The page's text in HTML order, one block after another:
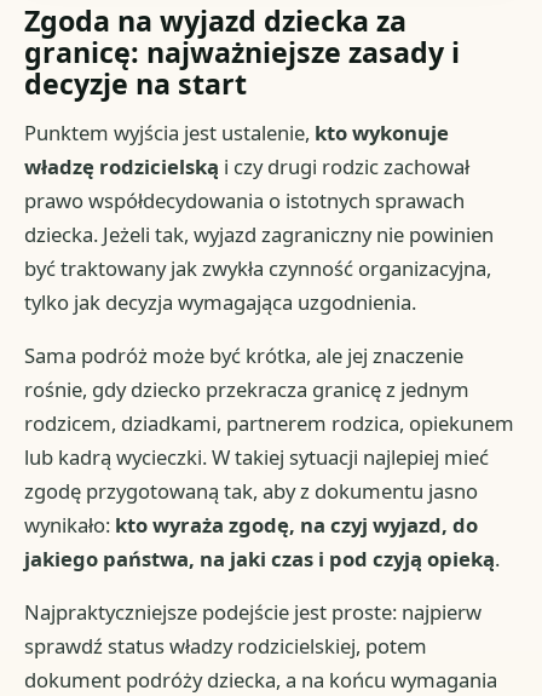
Zgoda na wyjazd dziecka za
granicę: najważniejsze zasady i
decyzje na start
Punktem wyjścia jest ustalenie, kto wykonuje
władzę rodzicielską i czy drugi rodzic zachował
prawo współdecydowania o istotnych sprawach
dziecka. Jeżeli tak, wyjazd zagraniczny nie powinien
być traktowany jak zwykła czynność organizacyjna,
tylko jak decyzja wymagająca uzgodnienia.
Sama podróż może być krótka, ale jej znaczenie
rośnie, gdy dziecko przekracza granicę z jednym
rodzicem, dziadkami, partnerem rodzica, opiekunem
lub kadrą wycieczki. W takiej sytuacji najlepiej mieć
zgodę przygotowaną tak, aby z dokumentu jasno
wynikało: kto wyraża zgodę, na czyj wyjazd, do
jakiego państwa, na jaki czas i pod czyją opieką.
Najpraktyczniejsze podejście jest proste: najpierw
sprawdź status władzy rodzicielskiej, potem
dokument podróży dziecka, a na końcu wymagania